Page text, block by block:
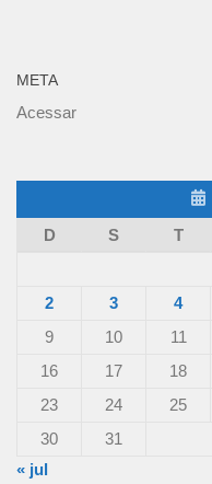
META
Acessar
D
S T
2
3 4
9
10 11
16
17 18
23
24 25
30
31
« jul